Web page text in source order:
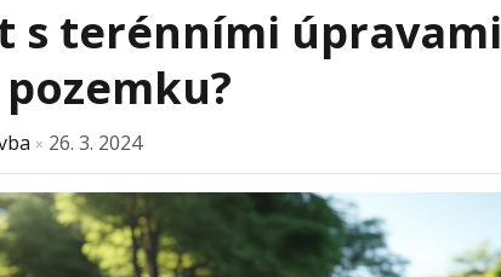
s terénními úpravami
× 26. 3. 2024